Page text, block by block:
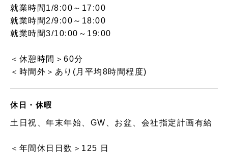
就業時間1/8:00～17:00
就業時間2/9:00～18:00
就業時間3/10:00～19:00
＜休憩時間＞60分
＜時間外＞あり(月平均8時間程度)
休日・休暇
土日祝、年末年始、GW、お盆、会社指定計画有給
＜年間休日日数＞125 日